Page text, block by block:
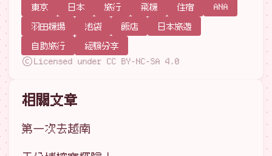
東京 日本 旅行 飛機 住宿
ANA
羽田機場
池袋 飯店
日本旅遊
自助旅行
經驗分享
Licensed under CC BY-NC-SA 4.0
相關文章
第一次去越南